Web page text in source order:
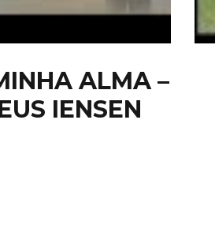
ALMA –
IENSEN